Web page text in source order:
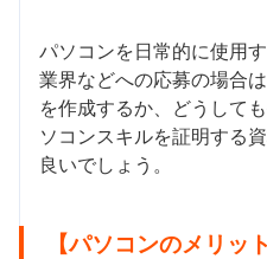
パソコンを日常的に使用
業界などへの応募の場合
を作成するか、どうして
ソコンスキルを証明する
良いでしょう。
【パソコンのメリッ